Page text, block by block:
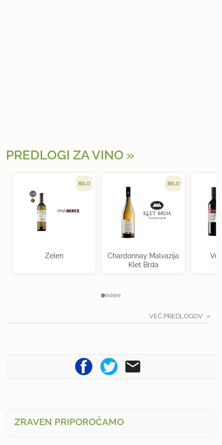
PREDLOGI ZA VINO
BELO
Zelen
BELO
Chardonnay Malvazija
Klet Brda
VEČ PREDLOGOV
ZRAVEN PRIPOROČAMO